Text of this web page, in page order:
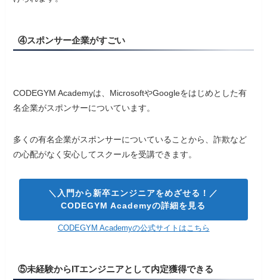
④スポンサー企業がすごい
CODEGYM Academyは、MicrosoftやGoogleをはじめとした有
名企業がスポンサーについています。
多くの有名企業がスポンサーについていることから、詐欺など
の心配がなく安心してスクールを受講できます。
＼入門から新卒エンジニアをめざせる！／
CODEGYM Academyの詳細を見る
CODEGYM Academyの公式サイトはこちら
⑤未経験からITエンジニアとして内定獲得できる